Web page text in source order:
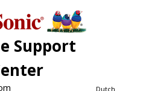
Support
Dutch